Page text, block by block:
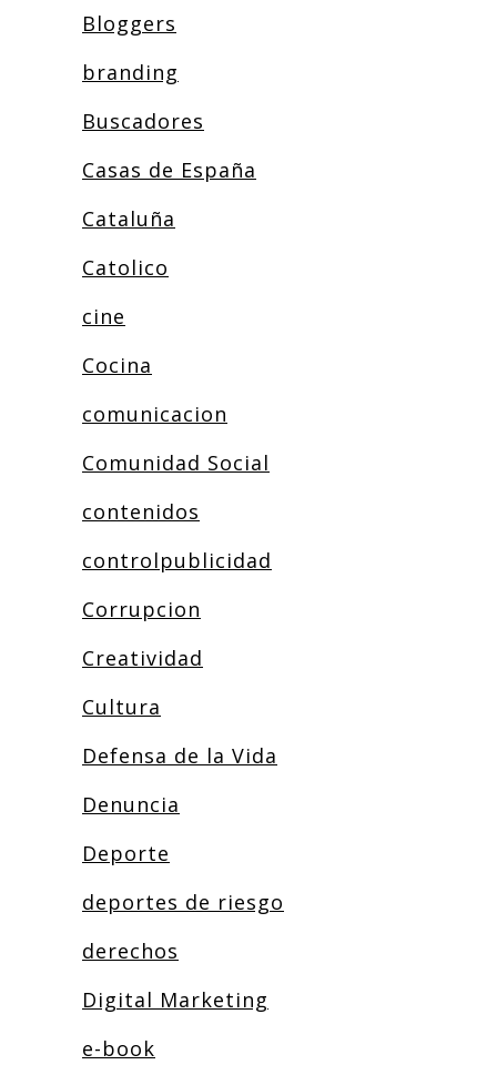
Bloggers
branding
Buscadores
Casas de España
Cataluña
Catolico
cine
Cocina
comunicacion
Comunidad Social
contenidos
controlpublicidad
Corrupcion
Creatividad
Cultura
Defensa de la Vida
Denuncia
Deporte
deportes de riesgo
derechos
Digital Marketing
e-book